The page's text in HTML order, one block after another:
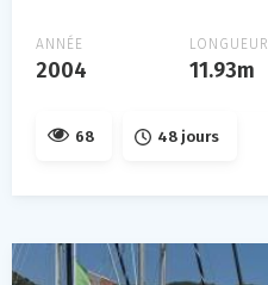
ANNÉE
2004
LONGUEUR
11.93m
68 48 jours